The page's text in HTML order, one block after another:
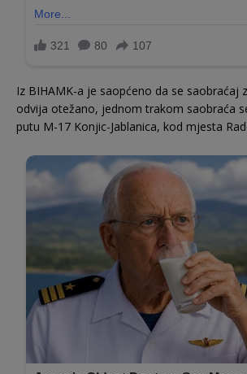
Iz BIHAMK-a je saopćeno da se saobraćaj
odvija otežano, jednom trakom saobraća
putu M-17 Konjic-Jablanica, kod mjesta